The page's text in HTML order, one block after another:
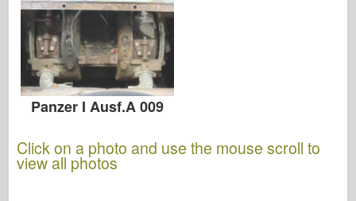
Panzer I Ausf.A 009
Click on a photo and use the mouse scroll to
view all photos